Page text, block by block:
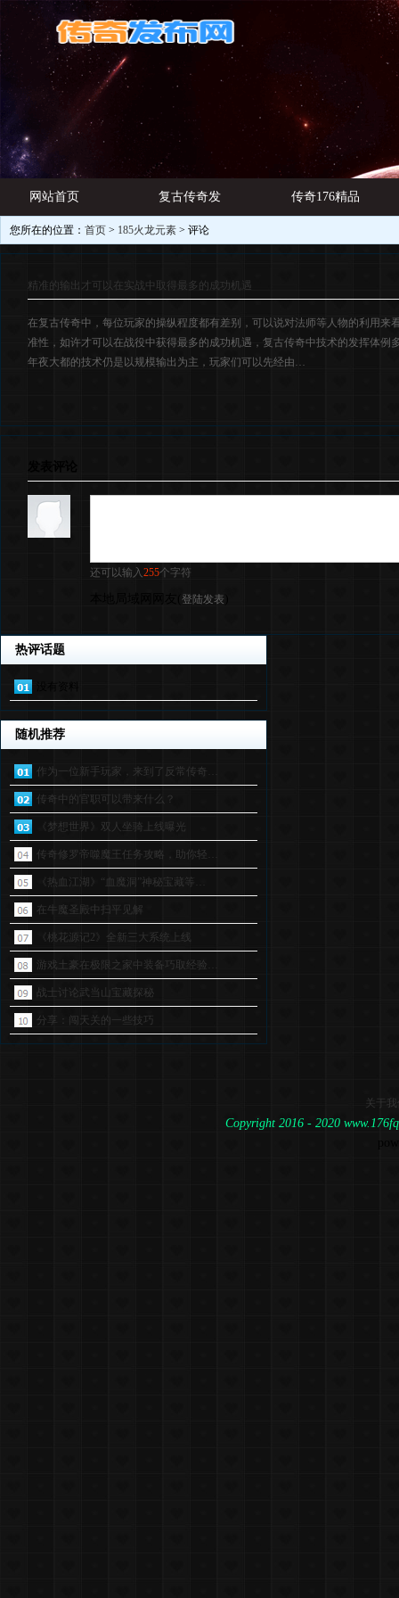
网站首页 复古传奇发
布网
传奇176精品
游戏资讯
您所在的位置： 首页 > 185火龙元素 > 评论
精准的输出才可以在实战中取得最多的成功机遇
在复古传奇中，每位玩家的操纵程度都有差别，可以说对法师等人物的利用来
准性，如许才可以在战役中获得最多的成功机遇，复古传奇中技术的发挥体例
年夜大都的技术仍是以规模输出为主，玩家们可以先经由…
发表评论
还可以输入255个字符
登陆发表
热评话题
随机推荐
作为一位新手玩家，来到了反常传奇…
传奇中的官职可以带来什么？
《梦想世界》双人坐骑上线曝光
传奇修罗帝噬魔王任务攻略，助你轻…
《热血江湖》“血魔洞”神秘宝藏等…
在牛魔圣殿中扫平见解
《桃花源记2》全新三大系统上线
游戏土豪在极限之家中装备巧取经验…
战士讨论武当山宝藏探秘
分享：闯天关的一些技巧
关于
Copyright 2016 - 2020